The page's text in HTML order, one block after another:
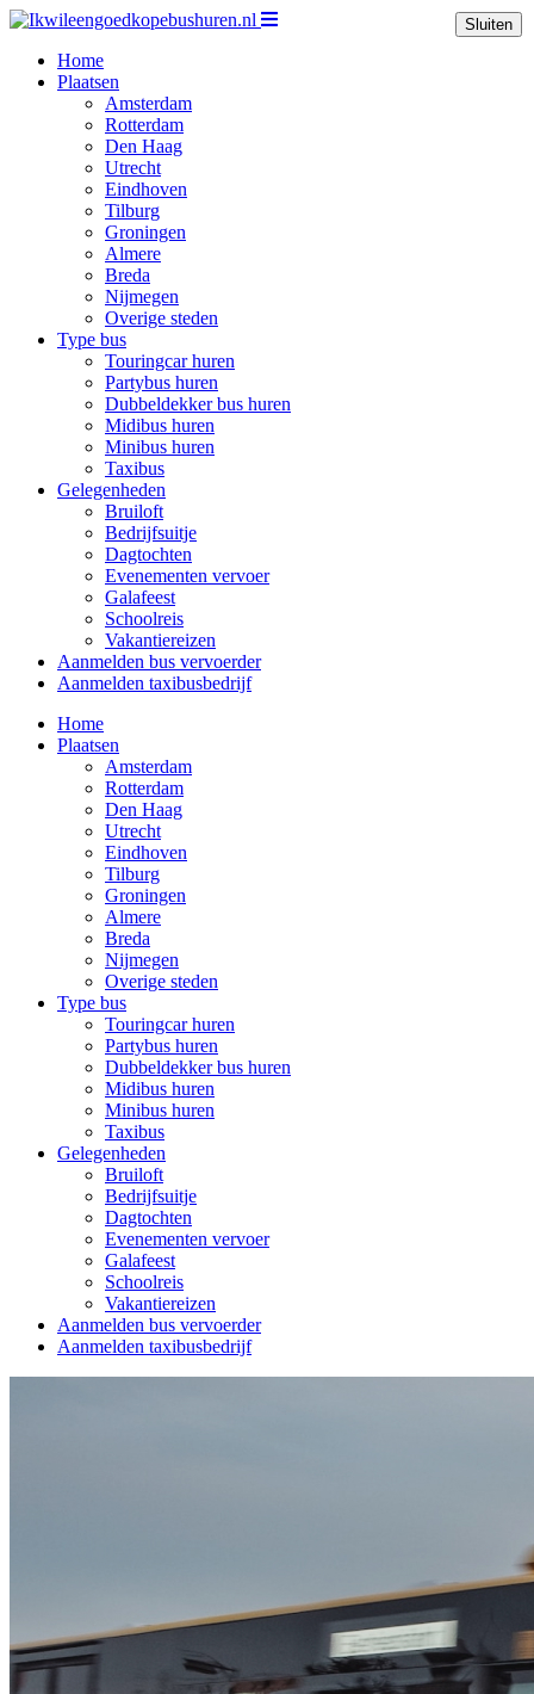
Home
Plaatsen
Amsterdam
Rotterdam
Den Haag
Utrecht
Eindhoven
Tilburg
Groningen
Almere
Breda
Nijmegen
Overige steden
Type bus
Touringcar huren
Partybus huren
Dubbeldekker bus huren
Midibus huren
Minibus huren
Taxibus
Gelegenheden
Bruiloft
Bedrijfsuitje
Dagtochten
Evenementen vervoer
Galafeest
Schoolreis
Vakantiereizen
Aanmelden bus vervoerder
Aanmelden taxibusbedrijf
Home
Plaatsen
Amsterdam
Rotterdam
Den Haag
Utrecht
Eindhoven
Tilburg
Groningen
Almere
Breda
Nijmegen
Overige steden
Type bus
Touringcar huren
Partybus huren
Dubbeldekker bus huren
Midibus huren
Minibus huren
Taxibus
Gelegenheden
Bruiloft
Bedrijfsuitje
Dagtochten
Evenementen vervoer
Galafeest
Schoolreis
Vakantiereizen
Aanmelden bus vervoerder
Aanmelden taxibusbedrijf
Sluiten